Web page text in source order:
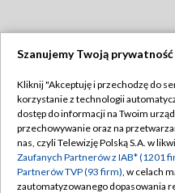
Abonament TVP
Emisja w TVP
Centrum informacji TVP
Szanujemy Twoją prywatność
Kliknij "Akceptuję i przechodzę do
korzystanie z technologii
dostęp do informacji na Twoim
przechowywanie oraz na
nas, czyli Telewizję Polską S.A. w
Zaufanych Partnerów z IAB* (1201
Partnerów TVP (93 firm), w celach
zautomatyzowanego dopasowania